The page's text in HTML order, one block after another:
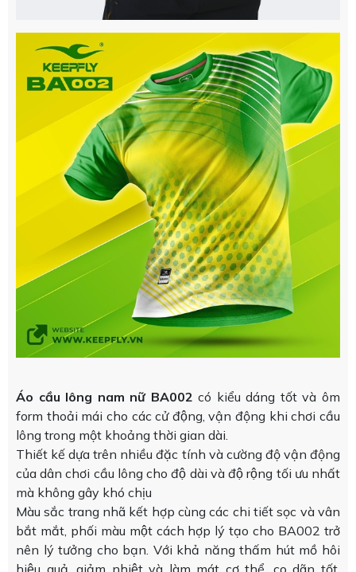
Áo cầu lông nam nữ BA002 có kiểu dáng tốt và ôm
form thoải mái cho các cử động, vận động khi chơi cầu
lông trong một khoảng thời gian dài.
Thiết kế dựa trên nhiều đặc tính và cường độ vận động
của dân chơi cầu lông cho độ dài và độ rộng tối ưu nhất
mà không gây khó chịu
Màu sắc trang nhã kết hợp cùng các chi tiết sọc và vân
bắt mắt, phối màu một cách hợp lý tạo cho BA002 trở
nên lý tưởng cho bạn. Với khả năng thấm hút mồ hôi
hiệu quả, giảm nhiệt và làm mát cơ thể, co dãn tốt.